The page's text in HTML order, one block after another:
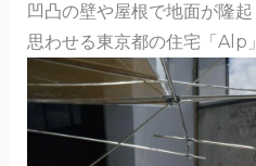
凹凸の壁や屋根で地面が隆
思わせる東京都の住宅「Alp」